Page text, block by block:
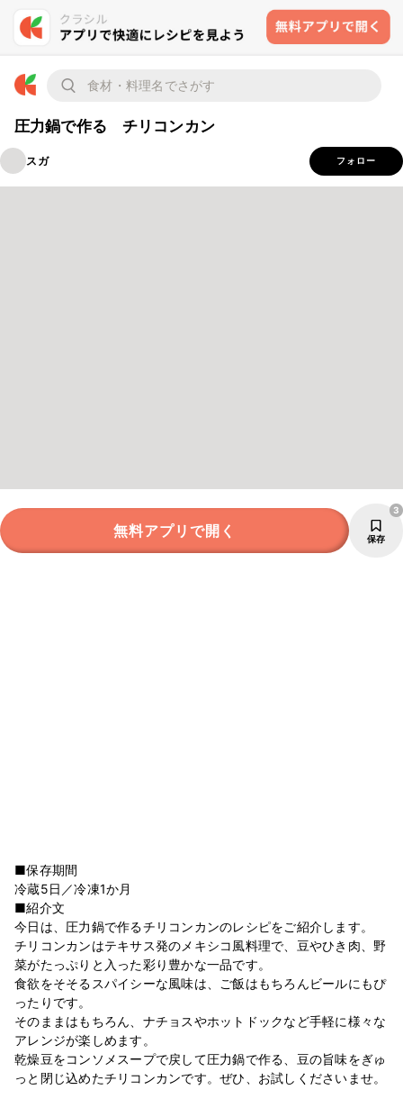
圧力鍋で作る チリコンカン
スガ フォロー
無料アプリで開く 保存
3
■保存期間
冷蔵5日／冷凍1か月
■紹介文
今日は、圧力鍋で作るチリコンカンのレシピをご紹介します。
チリコンカンはテキサス発のメキシコ風料理で、豆やひき肉、野
菜がたっぷりと入った彩り豊かな一品です。
食欲をそそるスパイシーな風味は、ご飯はもちろんビールにもぴ
ったりです。
そのままはもちろん、ナチョスやホットドックなど手軽に様々な
アレンジが楽しめます。
乾燥豆をコンソメスープで戻して圧力鍋で作る、豆の旨味をぎゅ
っと閉じ込めたチリコンカンです。ぜひ、お試しくださいませ。